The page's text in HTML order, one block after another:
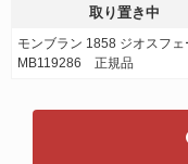
取り置き中
モンブラン 1858 ジオスフ
MB119286 正規品